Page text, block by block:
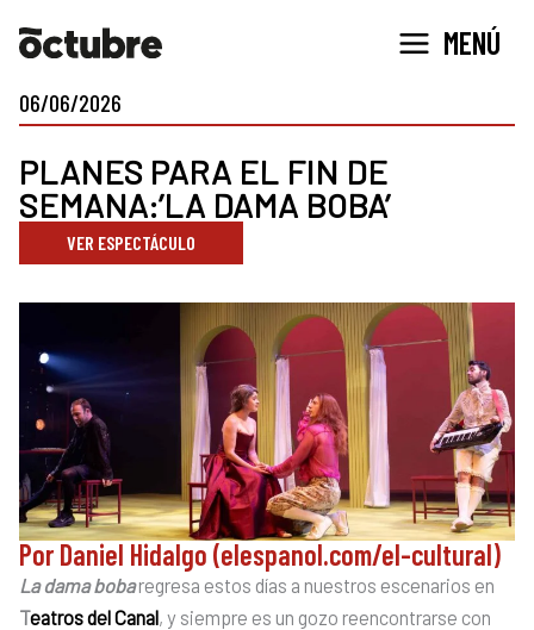
MENÚ
06/06/2026
PLANES PARA EL FIN DE
SEMANA:’LA DAMA BOBA’
VER ESPECTÁCULO
Por Daniel Hidalgo (elespanol.com/el-cultural)
La dama bobaregresa estos días a nuestros escenarios en
Teatros del Canal, y siempre es un gozo reencontrarse con